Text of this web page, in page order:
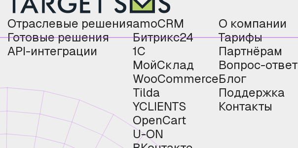
Отраслевые решения
Готовые решения
API-интеграции
amoCRM
Битрикс24
1С
МойСклад
WooCommerce
Tilda
YCLIENTS
OpenCart
U-ON
О компании
Тарифы
Партнёрам
Вопрос-ответ
Блог
Поддержка
Контакты